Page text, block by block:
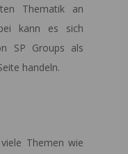
Thematik an
kann es sich
SP Groups als
handeln.
Themen wie